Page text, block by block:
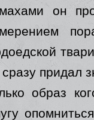
он
придал
образ